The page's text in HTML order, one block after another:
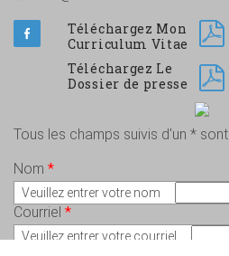
Téléchargez Mon
Curriculum Vitae
Téléchargez Le
Dossier de presse
Tous les champs suivis d'un * sont
Nom *
Veuillez entrer votre nom
Courriel *
Veuillez entrer votre courriel